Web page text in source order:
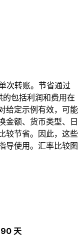
次转账。节省通过
包括利润和费用在
给定示例有效，可能
金额、货币类型、日
较节省。因此，这些
导使用。汇率比较图
天